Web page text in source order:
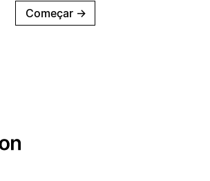
Começar →